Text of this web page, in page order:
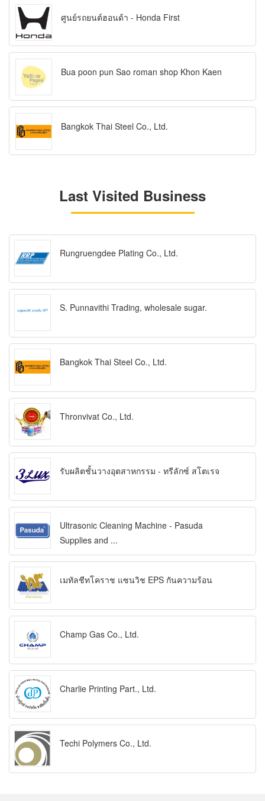
ศูนย์รถยนต์ฮอนด้า - Honda First
Bua poon pun Sao roman shop Khon Kaen
Bangkok Thai Steel Co., Ltd.
Last Visited Business
Rungruengdee Plating Co., Ltd.
S. Punnavithi Trading, wholesale sugar.
Bangkok Thai Steel Co., Ltd.
Thronvivat Co., Ltd.
รับผลิตชั้นวางอุตสาหกรรม - ทรีลักซ์ สโตเรจ
Ultrasonic Cleaning Machine - Pasuda
Supplies and ...
เมทัลชีทโคราช แซนวิช EPS กันความร้อน
Champ Gas Co., Ltd.
Charlie Printing Part., Ltd.
Techi Polymers Co., Ltd.